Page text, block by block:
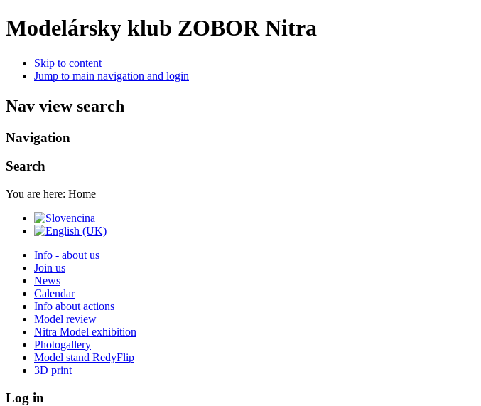
Modelársky klub ZOBOR Nitra
Skip to content
Jump to main navigation and login
Nav view search
Navigation
Search
You are here: Home
Info - about us
Join us
News
Calendar
Info about actions
Model review
Nitra Model exhibition
Photogallery
Model stand RedyFlip
3D print
Log in